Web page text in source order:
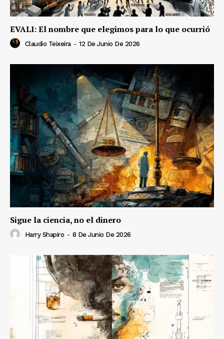
EVALI: El nombre que elegimos para lo que ocurrió
Claudio Teixeira - 12 De Junio De 2026
Sigue la ciencia, no el dinero
Harry Shapiro - 8 De Junio De 2026